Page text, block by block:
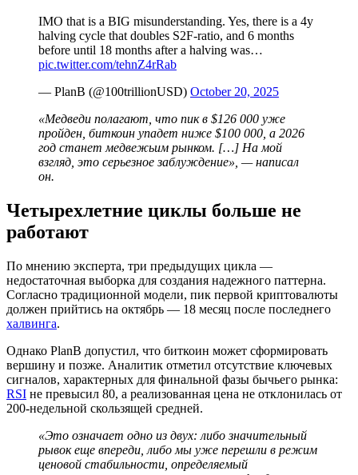
IMO that is a BIG misunderstanding. Yes, there is a 4y
halving cycle that doubles S2F-ratio, and 6 months
before until 18 months after a halving was…
pic.twitter.com/tehnZ4rRab
— PlanB (@100trillionUSD) October 20, 2025
«Медведи полагают, что пик в $126 000 уже
пройден, биткоин упадет ниже $100 000, а 2026
год станет медвежьим рынком. […] На мой
взгляд, это серьезное заблуждение», — написал
он.
Четырехлетние циклы больше не
работают
По мнению эксперта, три предыдущих цикла —
недостаточная выборка для создания надежного паттерна.
Согласно традиционной модели, пик первой криптовалюты
должен прийтись на октябрь — 18 месяц после последнего
халвинга.
Однако PlanB допустил, что биткоин может сформировать
вершину и позже. Аналитик отметил отсутствие ключевых
сигналов, характерных для финальной фазы бычьего рынка:
RSI не превысил 80, а реализованная цена не отклонилась от
200-недельной скользящей средней.
«Это означает одно из двух: либо значительный
рывок еще впереди, либо мы уже перешли в режим
ценовой стабильности, определяемый